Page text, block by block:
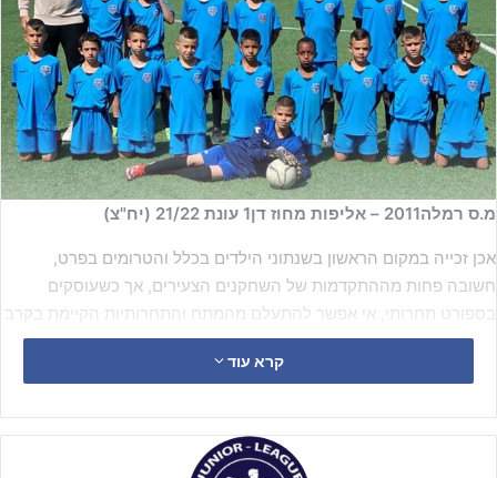
מ.ס רמלה2011 – אליפות מחוז דן1 עונת 21/22 (יח"צ)
אכן זכייה במקום הראשון בשנתוני הילדים בכלל והטרומים בפרט,
חשובה פחות מההתקדמות של השחקנים הצעירים, אך כשעוסקים
בספורט תחרותי, אי אפשר להתעלם מהמתח והתחרותיות הקיימת בקרב
השחקנים לאורך העונה כולה.
קרא עוד